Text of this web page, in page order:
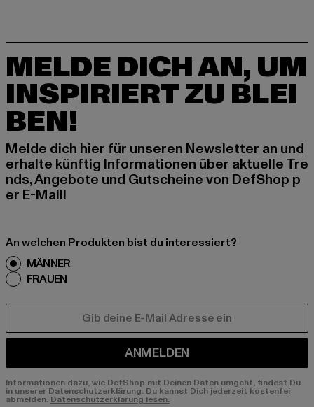
MELDE DICH AN, UM
INSPIRIERT ZU BLEI
BEN!
Melde dich hier für unseren Newsletter an und
erhalte künftig Informationen über aktuelle Tre
nds, Angebote und Gutscheine von DefShop p
er E-Mail!
An welchen Produkten bist du interessiert?
MÄNNER
FRAUEN
ANMELDEN
Informationen dazu, wie DefShop mit Deinen Daten umgeht, findest Du
in unserer Datenschutzerklärung. Du kannst Dich jederzeit kostenfei
abmelden. Datenschutzerklärung lesen.